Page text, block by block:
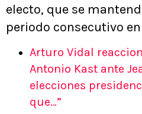
electo, que se
periodo consecutivo
Arturo Vidal
Antonio Kast ante
elecciones
que…”